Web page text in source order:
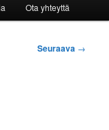
Ota yhteyttä
Seuraava →